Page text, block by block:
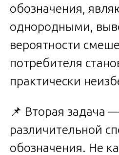
обозначения,
однородными,
вероятности
потребителя
практически
📌 Вторая задача
различительной
обозначения. Не